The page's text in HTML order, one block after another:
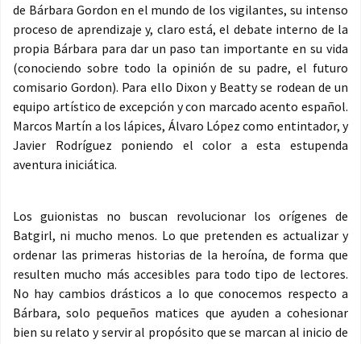
de Bárbara Gordon en el mundo de los vigilantes, su intenso
proceso de aprendizaje y, claro está, el debate interno de la
propia Bárbara para dar un paso tan importante en su vida
(conociendo sobre todo la opinión de su padre, el futuro
comisario Gordon). Para ello Dixon y Beatty se rodean de un
equipo artístico de excepción y con marcado acento español.
Marcos Martín a los lápices, Álvaro López como entintador, y
Javier Rodríguez poniendo el color a esta estupenda
aventura iniciática.
Los guionistas no buscan revolucionar los orígenes de
Batgirl, ni mucho menos. Lo que pretenden es actualizar y
ordenar las primeras historias de la heroína, de forma que
resulten mucho más accesibles para todo tipo de lectores.
No hay cambios drásticos a lo que conocemos respecto a
Bárbara, solo pequeños matices que ayuden a cohesionar
bien su relato y servir al propósito que se marcan al inicio de